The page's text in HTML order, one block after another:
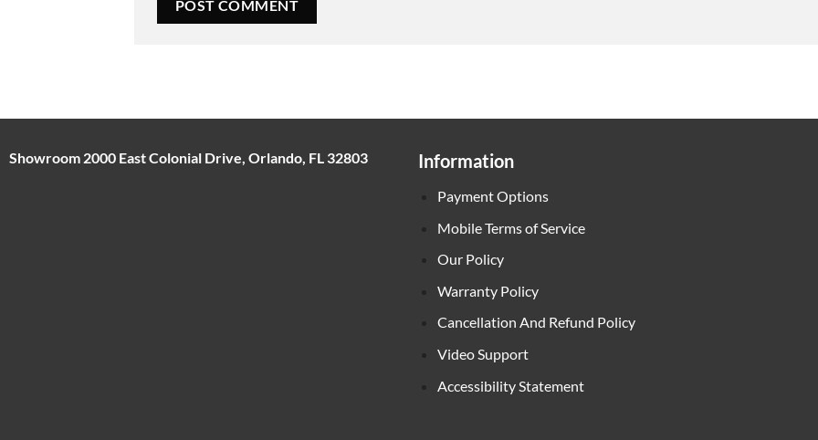
Showroom 2000 East Colonial Drive, Orlando, FL 32803 Information
Payment Options
Mobile Terms of Service
Our Policy
Warranty Policy
Cancellation And Refund Policy
Video Support
Accessibility Statement